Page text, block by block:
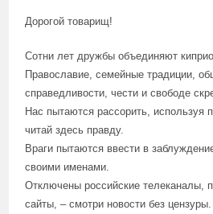
Дорогой товарищ!
Сотни лет дружбы объединяют
Православие, семейные традиции,
справедливости, чести и свободе
Нас пытаются рассорить, используя
читай здесь правду.
Враги пытаются ввести в
своими именами.
Отключены российские телеканалы,
сайты, – смотри новости без цензуры.